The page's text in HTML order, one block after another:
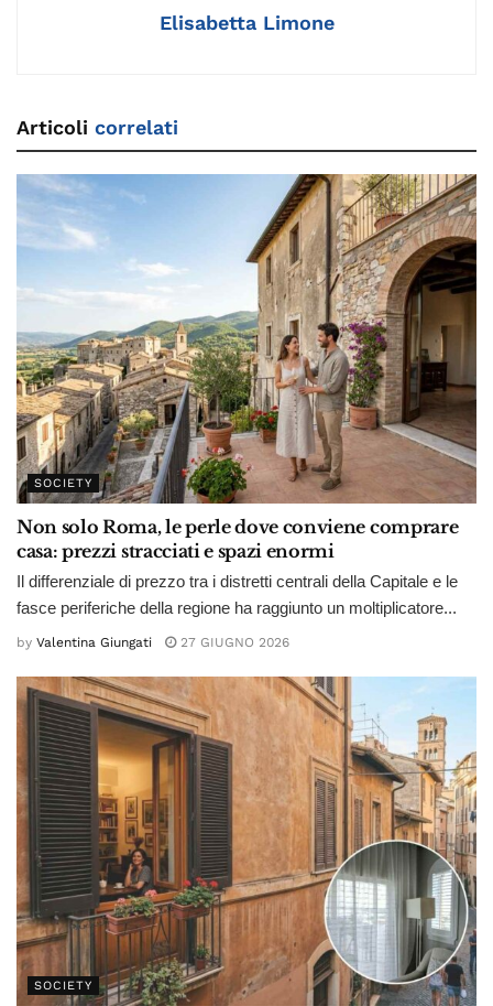
Elisabetta Limone
Articoli correlati
SOCIETY
Non solo Roma, le perle dove conviene comprare
casa: prezzi stracciati e spazi enormi
Il differenziale di prezzo tra i distretti centrali della Capitale e le
fasce periferiche della regione ha raggiunto un moltiplicatore...
by Valentina Giungati 27 GIUGNO 2026
SOCIETY